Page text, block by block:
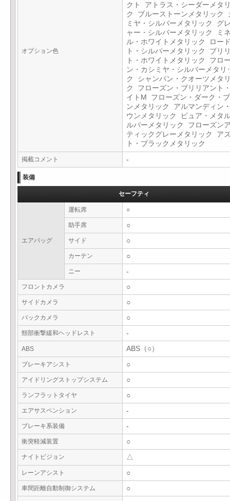
オプション色
クト アトラス・シーダーメタ
ク ブルーストーンメタリック
ミヤ・シルバーメタリック グ
ャー・シルバーメタリック ミ
ル・ホワイトメタリック ロー
ト・シルバーメタリック ブリ
ト・ホワイトメタリック フロ
ン・カシミヤ・シルバーメタリ
ク シャンパン・クオーツメタ
ク フローズン・ブリリアント
イトM フローズン・ダーク・
ンメタリック アルマンディン
ウンメタリック ピュア・メタ
ルバーメタリック フローズン
ティックグレーメタリック ア
ト・ブラックメタリック
掲載コメント -
装備
セーフティ
エアバッグ
運転席 ○
助手席 ○
サイド ○
カーテン ○
ニー -
フロントカメラ ○
サイドカメラ ○
バックカメラ ○
頸部衝撃緩和ヘッドレスト -
ABS ABS（○）
ブレーキアシスト ○
アイドリングストップシステム ○
ランフラットタイヤ ○
エアサスペンション -
ブレーキ系装備 -
衝突軽減装置 ○
ナイトビジョン △
レーンアシスト ○
車間距離自動制御システム ○